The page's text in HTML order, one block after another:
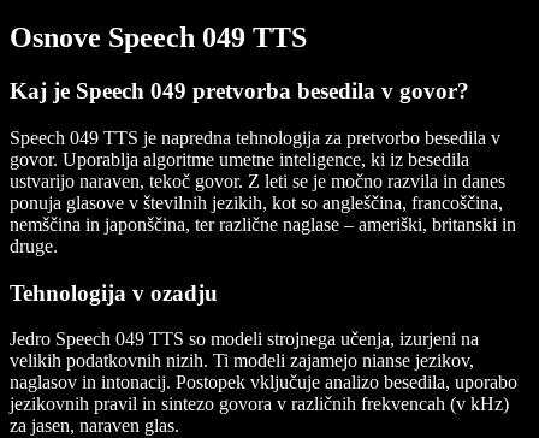
Osnove Speech 049 TTS
Kaj je Speech 049 pretvorba besedila v govor?
Speech 049 TTS je napredna tehnologija za pretvorbo besedila v
govor. Uporablja algoritme umetne inteligence, ki iz besedila
ustvarijo naraven, tekoč govor. Z leti se je močno razvila in danes
ponuja glasove v številnih jezikih, kot so angleščina, francoščina,
nemščina in japonščina, ter različne naglase – ameriški, britanski in
druge.
Tehnologija v ozadju
Jedro Speech 049 TTS so modeli strojnega učenja, izurjeni na
velikih podatkovnih nizih. Ti modeli zajamejo nianse jezikov,
naglasov in intonacij. Postopek vključuje analizo besedila, uporabo
jezikovnih pravil in sintezo govora v različnih frekvencah (v kHz)
za jasen, naraven glas.